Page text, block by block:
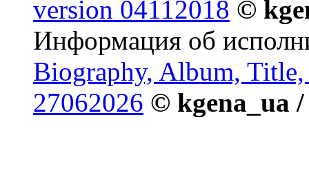
version 04112018 ©
Информация об
Biography, Album,
27062026 © kgena_ua